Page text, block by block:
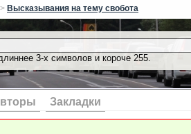
> Высказывания на тему свобота
3-х символов и короче 255.
Закладки